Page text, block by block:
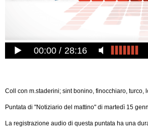
00:00 28:16
Coll con m.staderini; sint bonino, finocchiaro, turco,
Puntata di "Notiziario del mattino" di martedì 15
La registrazione audio di questa puntata ha una